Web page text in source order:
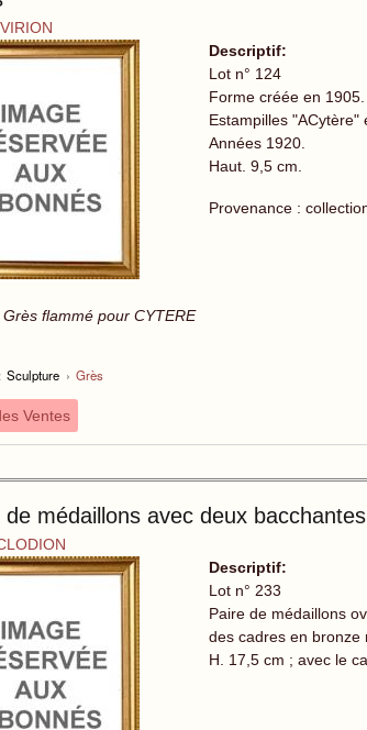
flammé pour CYTERE
Sculpture › Grès
Descriptif:
Lot n° 124
Forme créée en 1905.
Estampilles "ACytère"
Années 1920.
Haut. 9,5 cm.
Provenance :
Ventes
de médaillons avec deux
Descriptif:
Lot n° 233
Paire de médaillons
des cadres en bronze
H. 17,5 cm ; avec le